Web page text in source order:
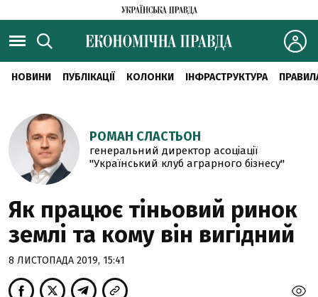
НОВИНИ ПУБЛІКАЦІЇ КОЛОНКИ ІНФРАСТРУКТУРА
РОМАН СЛАСТЬОН
генеральний директор асоціації
"Український клуб аграрного бізнесу"
Як працює тіньовий ринок
землі та кому він вигідний
8 ЛИСТОПАДА 2019, 15:41